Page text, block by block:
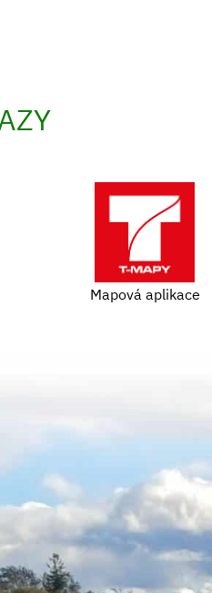
Mapová aplikace